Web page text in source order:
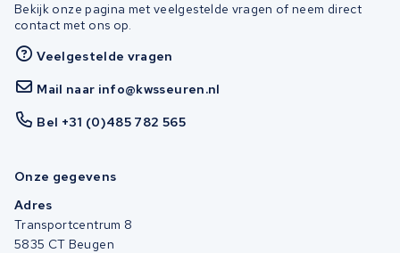
Bekijk onze pagina met veelgestelde vragen of neem direct
contact met ons op.
Veelgestelde vragen
Mail naar info@kwsseuren.nl
Bel +31 (0)485 782 565
Onze gegevens
Adres
Transportcentrum 8
5835 CT Beugen